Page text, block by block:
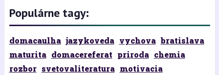
Populárne tagy:
domacaulha jazykoveda vychova bratislava
maturita domacereferat priroda chemia
rozbor svetovaliteratura motivacia